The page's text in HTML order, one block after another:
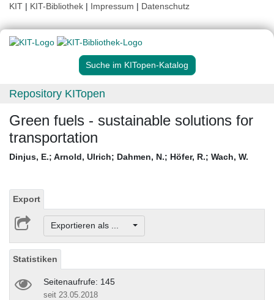
KIT | KIT-Bibliothek | Impressum | Datenschutz
Suche im KITopen-Katalog
Repository KITopen
Green fuels - sustainable solutions for
transportation
Dinjus, E.; Arnold, Ulrich; Dahmen, N.; Höfer, R.; Wach, W.
Export
Exportieren als ...
Statistiken
Seitenaufrufe: 145
seit 23.05.2018